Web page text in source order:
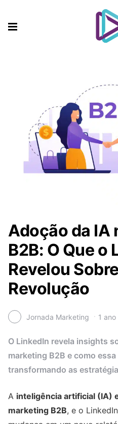
Adoção da IA
B2B: O Que o
Revelou
Revolução
Jornada Marketing 1
O LinkedIn revela insights
marketing B2B e como
transformando as
A inteligência artificial (IA)
marketing B2B, e o